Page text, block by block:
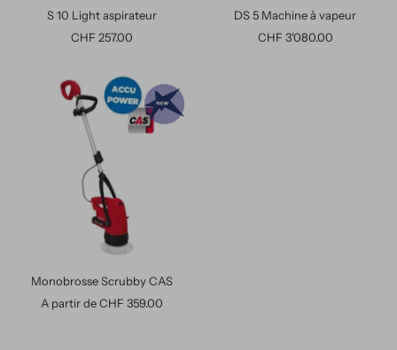
S 10 Light aspirateur
Prix
CHF 257.00
DS 5 Machine à vapeur
Prix
CHF 3'080.00
Monobrosse Scrubby CAS
Prix
A partir de CHF 359.00